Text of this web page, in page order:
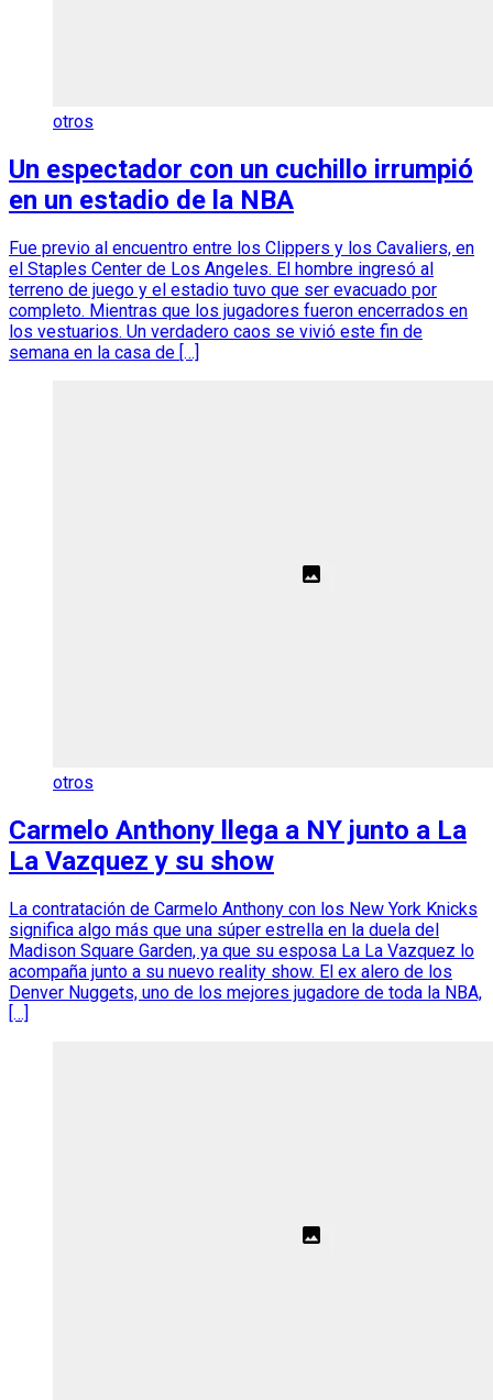
otros
Un espectador con un cuchillo irrumpió
en un estadio de la NBA
Fue previo al encuentro entre los Clippers y los Cavaliers, en
el Staples Center de Los Angeles. El hombre ingresó al
terreno de juego y el estadio tuvo que ser evacuado por
completo. Mientras que los jugadores fueron encerrados en
los vestuarios. Un verdadero caos se vivió este fin de
semana en la casa de […]
otros
Carmelo Anthony llega a NY junto a La
La Vazquez y su show
La contratación de Carmelo Anthony con los New York Knicks
significa algo más que una súper estrella en la duela del
Madison Square Garden, ya que su esposa La La Vazquez lo
acompaña junto a su nuevo reality show. El ex alero de los
Denver Nuggets, uno de los mejores jugadore de toda la NBA,
[…]